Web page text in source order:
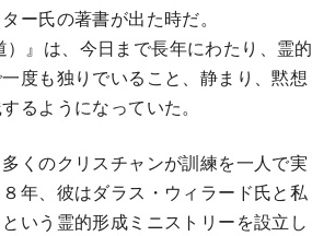
ー氏の著書が出た時だ。
』は、今日まで長年にわたり、霊的
度も独りでいること、静まり、黙想
るようになっていた。
くのクリスチャンが訓練を一人で実
年、彼はダラス・ウィラード氏と私
いう霊的形成ミニストリーを設立し